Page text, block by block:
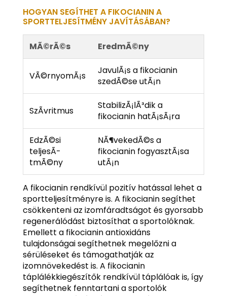
HOGYAN SEGÍTHET A FIKOCIANIN A
SPORTTELJESÍTMÉNY JAVÍTÁSÁBAN?
MÃ©rÃ©s EredmÃ©ny
VÃ©rnyomÃ¡s
JavulÃ¡s a fikocianin
szedÃ©se utÃ¡n
SzÃ­vritmus
StabilizÃ¡lÃ³dik a
fikocianin hatÃ¡sÃ¡ra
EdzÃ©si
teljesÃ­
tmÃ©ny
NÃ¶vekedÃ©s a
fikocianin fogyasztÃ¡sa
utÃ¡n
A fikocianin rendkívül pozitív hatással lehet a
sportteljesítményre is. A fikocianin segíthet
csökkenteni az izomfáradtságot és gyorsabb
regenerálódást biztosíthat a sportolóknak.
Emellett a fikocianin antioxidáns
tulajdonságai segíthetnek megelőzni a
sérüléseket és támogathatják az
izomnövekedést is. A fikocianin
táplálékkiegészítők rendkívül táplálóak is, így
segíthetnek fenntartani a sportolók